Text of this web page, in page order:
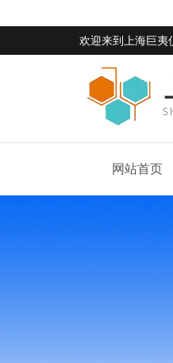
欢迎来到 上海巨
网站首页